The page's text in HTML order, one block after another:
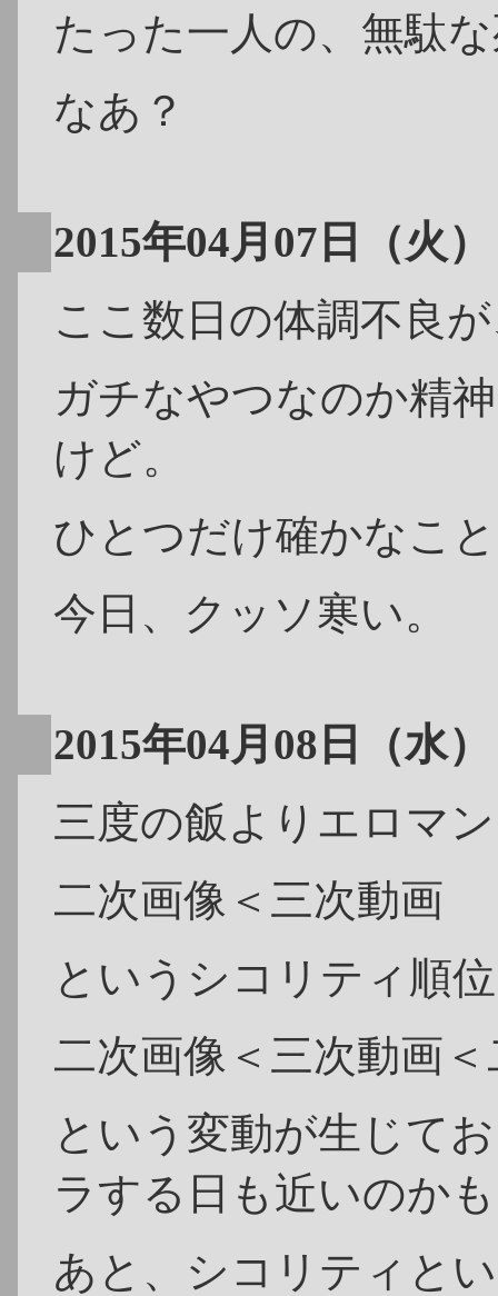
たった一人の、無駄
なあ？
2015年04月07日（火）
ここ数日の体調不良
ガチなやつなのか精
けど。
ひとつだけ確かなこ
今日、クッソ寒い。
2015年04月08日（水）
三度の飯よりエロマ
二次画像＜三次動画
というシコリティ順
二次画像＜三次動画
という変動が生じて
ラする日も近いのか
あと、シコリティと